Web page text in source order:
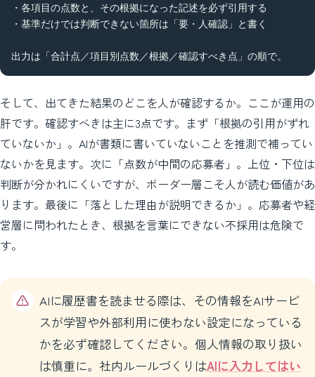
・各項目の点数と、その根拠になった記述を必ず引用する
・基準だけでは判断できない箇所は「要・人確認」と書く
出力は「合計点／項目別点数／根拠／確認すべき点」の順で。
そして、出てきた結果のどこを人が確認するか。ここが運用の
肝です。確認すべきは主に3点です。まず「根拠の引用がずれ
ていないか」。AIが書類に書いていないことを推測で補ってい
ないかを見ます。次に「点数が中間の応募者」。上位・下位は
判断が分かれにくいですが、ボーダー層こそ人が読む価値があ
ります。最後に「落とした理由が説明できるか」。応募者や経
営層に問われたとき、根拠を言葉にできない不採用は危険で
す。
AIに履歴書を読ませる際は、その情報をAIサービ
スが学習や外部利用に使わない設定になっている
かを必ず確認してください。個人情報の取り扱い
は慎重に。社内ルールづくりはAIに入力してはい